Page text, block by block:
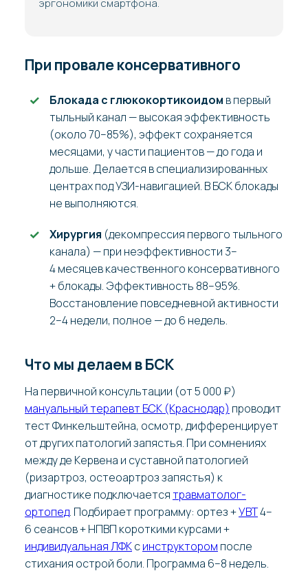
эргономики смартфона.
При провале консервативного
Блокада с глюкокортикоидом в первый
тыльный канал — высокая эффективность
(около 70–85%), эффект сохраняется
месяцами, у части пациентов — до года и
дольше. Делается в специализированных
центрах под УЗИ-навигацией. В БСК блокады
не выполняются.
Хирургия (декомпрессия первого тыльного
канала) — при неэффективности 3–
4 месяцев качественного консервативного
+ блокады. Эффективность 88–95%.
Восстановление повседневной активности
2–4 недели, полное — до 6 недель.
Что мы делаем в БСК
На первичной консультации (от 5 000 ₽)
мануальный терапевт БСК (Краснодар) проводит
тест Финкельштейна, осмотр, дифференцирует
от других патологий запястья. При сомнениях
между де Кервена и суставной патологией
(ризартроз, остеоартроз запястья) к
диагностике подключаетсятравматолог-
ортопед. Подбирает программу: ортез +УВТ4–
6 сеансов + НПВП короткими курсами +
индивидуальная ЛФКсинструктором после
стихания острой боли. Программа 6–8 недель.